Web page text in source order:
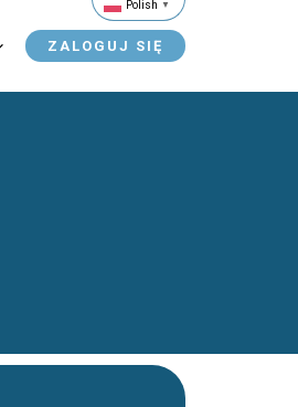
Polish ▼
ZALOGUJ SIĘ